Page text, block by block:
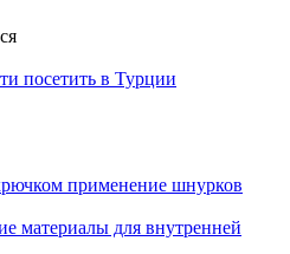
посетить в Турции
применение шнурков
материалы для внутренней